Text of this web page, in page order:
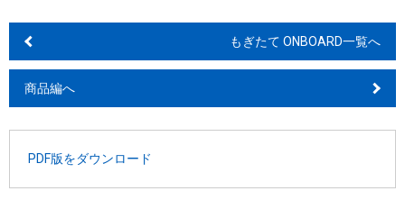
もぎたて ONBOARD一覧へ
商品編へ
PDF版をダウンロード